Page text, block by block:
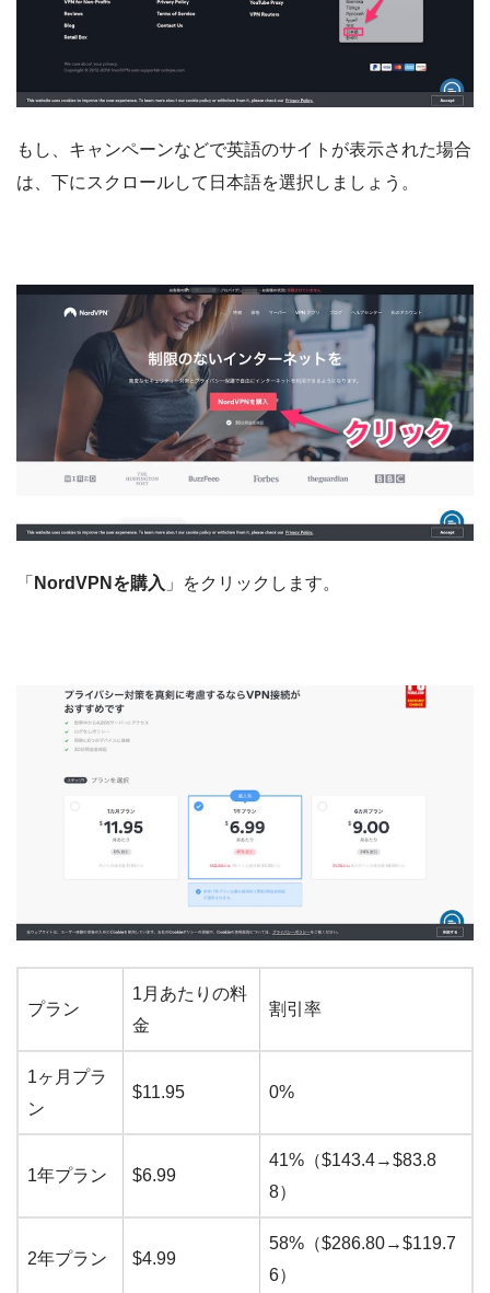
もし、キャンペーンなどで英語のサイトが表示された場合
は、下にスクロールして日本語を選択しましょう。
「 NordVPNを購入 」をクリックします。
プラン
1月あたりの料
金
割引率
1ヶ月プラ
ン
$11.95 0%
1年プラン $6.99
41%（$143.4→$83.8
8）
2年プラン $4.99
58%（$286.80→$119.7
6）